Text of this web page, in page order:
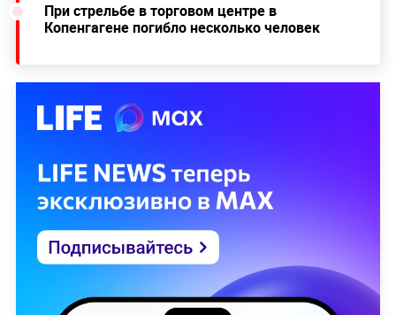
При стрельбе в торговом центре в
Копенгагене погибло несколько человек